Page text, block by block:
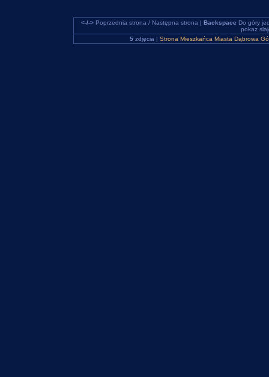
<-/->Poprzednia strona / Następna strona | Backspace Do góry
pokaz
5zdjęcia | Strona Mieszkańca Miasta Dąbrowa